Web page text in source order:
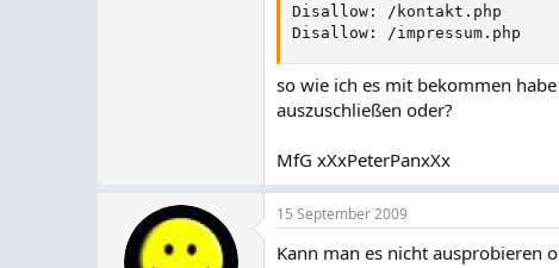
Disallow: /kontakt.php
Disallow: /impressum.php
so wie ich es mit bekommen
auszuschließen oder?
MfG xXxPeterPanxXx
15 September 2009
Kann man es nicht ausprobieren